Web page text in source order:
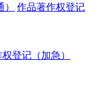
作品著作权登记
登记（加急）